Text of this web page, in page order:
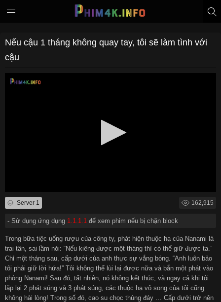
Nếu cậu 1 tháng không quay tay, tôi sẽ làm tình với
cậu
Server 1 162,915
- Sử dụng ứng dụng 1.1.1.1 để xem phim nếu bị chặn block
Trong bữa tiệc uống rượu của công ty, phát hiện thuộc hạ của Nanami là
trai tân, sai lầm nói: “Nếu kiêng được một tháng thì có thể giữ được ta.”
Chỉ một tháng sau, cấp dưới của anh thực sự vắng bóng. “Anh luôn bảo
tôi phải giữ lời hứa!” Tôi không thể lùi lại được nữa và bắn một phát vào
phòng Nanami! Sau đó, tất nhiên, nó không kết thúc, và ngay cả khi tôi
lặp lại 2 phát súng và 3 phát súng, các thuộc hạ vô song của tôi cũng
không hài lòng! Trong số đó, cao su chọc thủng đáy … Cấp dưới trở nên